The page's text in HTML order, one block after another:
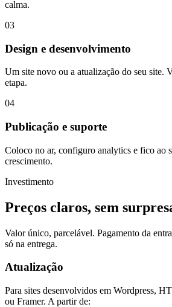
calma.
03
Design e desenvolvimento
Um site novo ou a atualização do seu site.
etapa.
04
Publicação e suporte
Coloco no ar, configuro analytics e fico ao
crescimento.
Investimento
Preços claros, sem
Valor único, parcelável. Pagamento da
só na entrega.
Atualização
Para sites desenvolvidos em Wordpress,
ou Framer. A partir de: